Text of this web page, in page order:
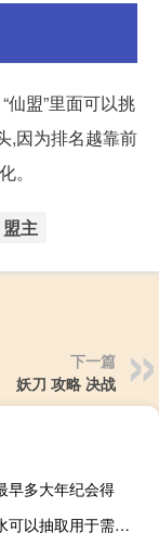
仙盟”里面可以挑
,因为排名越靠前
。
盟主
下一篇
妖刀 攻略 决战
早多大年纪会得
什么样的水可以抽取用于需要取水的地热能开发利用项目